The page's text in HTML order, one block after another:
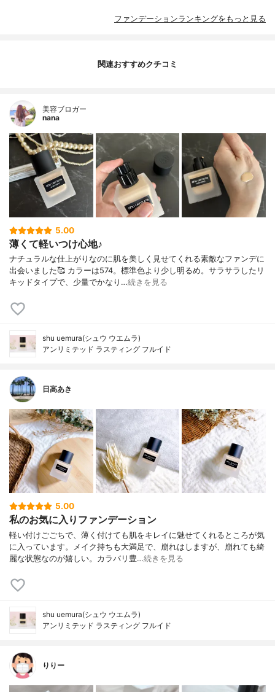
ファンデーションランキングをもっと見る
関連おすすめクチコミ
美容ブロガー
nana
5.00
薄くて軽いつけ心地♪
ナチュラルな仕上がりなのに肌を美しく見せてくれる素敵なファンデに
出会いました🥰 カラーは574。標準色より少し明るめ。サラサラしたリ
キッドタイプで、少量でかなり…続きを見る
shu uemura(シュウ ウエムラ)
アンリミテッド ラスティング フルイド
日高あき
5.00
私のお気に入りファンデーション
軽い付けごごちで、薄く付けても肌をキレイに魅せてくれるところが気
に入っています。メイク持ちも大満足で、崩れはしますが、崩れても綺
麗な状態なのが嬉しい。カラバリ豊…続きを見る
shu uemura(シュウ ウエムラ)
アンリミテッド ラスティング フルイド
りりー